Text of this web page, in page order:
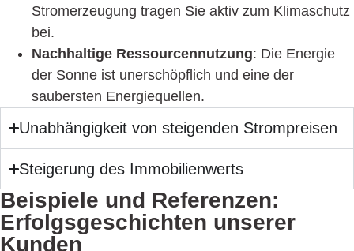
Stromerzeugung tragen Sie aktiv zum Klimaschutz
bei.
Nachhaltige Ressourcennutzung: Die Energie
der Sonne ist unerschöpflich und eine der
saubersten Energiequellen.
Unabhängigkeit von steigenden Strompreisen
Steigerung des Immobilienwerts
Beispiele und Referenzen:
Erfolgs­geschichten unserer
Kunden